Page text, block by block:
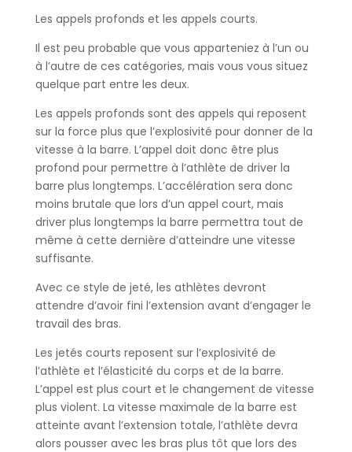
Les appels profonds et les appels courts.
Il est peu probable que vous apparteniez à l’un ou
à l’autre de ces catégories, mais vous vous situez
quelque part entre les deux.
Les appels profonds sont des appels qui reposent
sur la force plus que l’explosivité pour donner de la
vitesse à la barre. L’appel doit donc être plus
profond pour permettre à l’athlète de driver la
barre plus longtemps. L’accélération sera donc
moins brutale que lors d’un appel court, mais
driver plus longtemps la barre permettra tout de
même à cette dernière d’atteindre une vitesse
suffisante.
Avec ce style de jeté, les athlètes devront
attendre d’avoir fini l’extension avant d’engager le
travail des bras.
Les jetés courts reposent sur l’explosivité de
l’athlète et l’élasticité du corps et de la barre.
L’appel est plus court et le changement de vitesse
plus violent. La vitesse maximale de la barre est
atteinte avant l’extension totale, l’athlète devra
alors pousser avec les bras plus tôt que lors des